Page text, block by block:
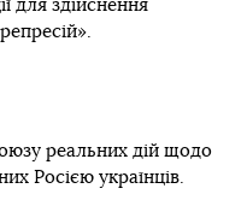
для здійснення
реальних дій щодо
Росією українців.